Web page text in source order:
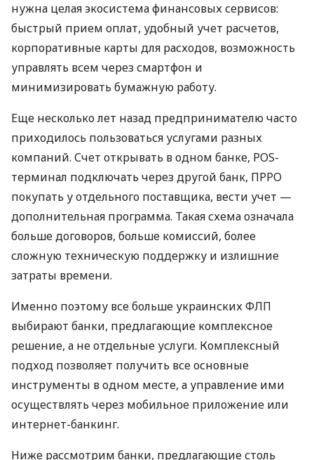
нужна целая экосистема финансовых сервисов:
быстрый прием оплат, удобный учет расчетов,
корпоративные карты для расходов, возможность
управлять всем через смартфон и
минимизировать бумажную работу.
Еще несколько лет назад предпринимателю часто
приходилось пользоваться услугами разных
компаний. Счет открывать в одном банке, POS-
терминал подключать через другой банк, ПРРО
покупать у отдельного поставщика, вести учет —
дополнительная программа. Такая схема означала
больше договоров, больше комиссий, более
сложную техническую поддержку и излишние
затраты времени.
Именно поэтому все больше украинских ФЛП
выбирают банки, предлагающие комплексное
решение, а не отдельные услуги. Комплексный
подход позволяет получить все основные
инструменты в одном месте, а управление ими
осуществлять через мобильное приложение или
интернет-банкинг.
Ниже рассмотрим банки, предлагающие столь